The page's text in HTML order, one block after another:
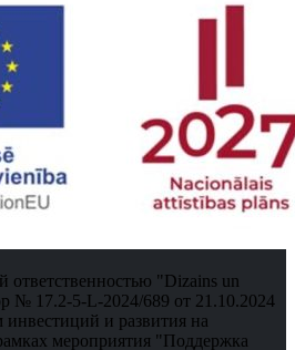
ответственностью "Dizains un
№ 17.2-5-L-2024/689 от 21.10.2024
инвестиций и развития на
мероприятия "Поддержка